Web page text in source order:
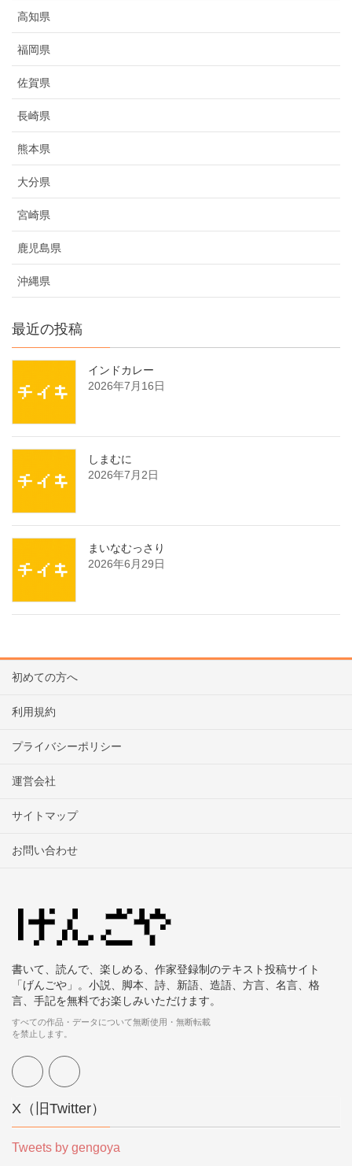
高知県
福岡県
佐賀県
長崎県
熊本県
大分県
宮崎県
鹿児島県
沖縄県
最近の投稿
インドカレー
2026年7月16日
しまむに
2026年7月2日
まいなむっさり
2026年6月29日
初めての方へ
利用規約
プライバシーポリシー
運営会社
サイトマップ
お問い合わせ
書いて、読んで、楽しめる、作家登録制のテキスト投稿サイト
「げんごや」。小説、脚本、詩、新語、造語、方言、名言、格
言、手記を無料でお楽しみいただけます。
すべての作品・データについて無断使用・無断転載
を禁止します。
X（旧Twitter）
Tweets by gengoya